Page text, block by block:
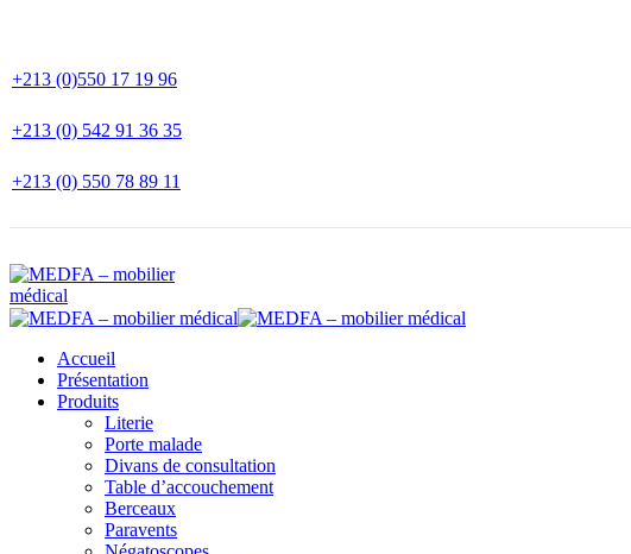
+213 (0)550 17 19 96
+213 (0) 542 91 36 35
+213 (0) 550 78 89 11
Accueil
Présentation
Produits
Literie
Porte malade
Divans de consultation
Table d’accouchement
Berceaux
Paravents